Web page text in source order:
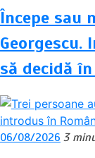
Începe sau
Georgescu.
să decidă
06/08/2026 3